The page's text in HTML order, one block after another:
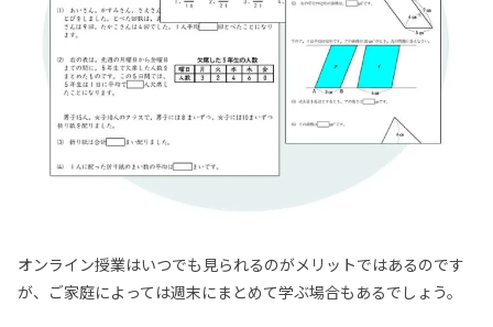
オンライン授業はいつでも見られるのがメリットではあるのです
が、ご家庭によっては週末にまとめて学ぶ場合もあるでしょう。